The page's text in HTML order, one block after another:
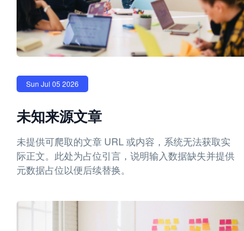
Sun Jul 05 2026
未知来源文章
未提供可爬取的文章 URL 或内容，系统无法获取实
际正文。此处为占位引言，说明输入数据缺失并提供
元数据占位以便后续替换。